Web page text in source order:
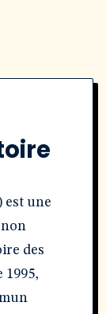
une
des
1995,